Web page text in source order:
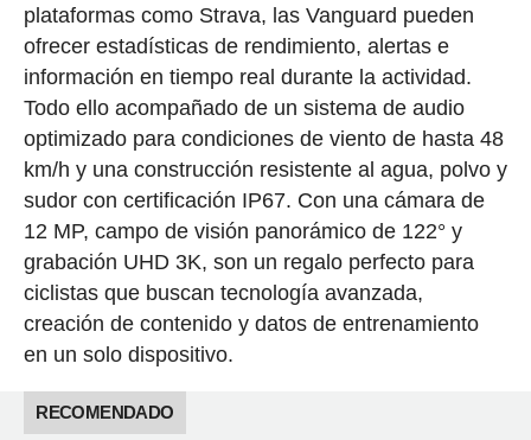
plataformas como Strava, las Vanguard pueden
ofrecer estadísticas de rendimiento, alertas e
información en tiempo real durante la actividad.
Todo ello acompañado de un sistema de audio
optimizado para condiciones de viento de hasta 48
km/h y una construcción resistente al agua, polvo y
sudor con certificación IP67. Con una cámara de
12 MP, campo de visión panorámico de 122° y
grabación UHD 3K, son un regalo perfecto para
ciclistas que buscan tecnología avanzada,
creación de contenido y datos de entrenamiento
en un solo dispositivo.
RECOMENDADO